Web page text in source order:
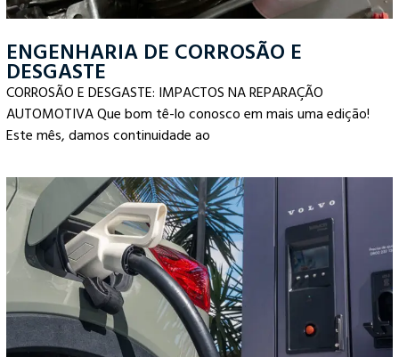
ENGENHARIA DE CORROSÃO E
DESGASTE
CORROSÃO E DESGASTE: IMPACTOS NA REPARAÇÃO
AUTOMOTIVA Que bom tê-lo conosco em mais uma edição!
Este mês, damos continuidade ao